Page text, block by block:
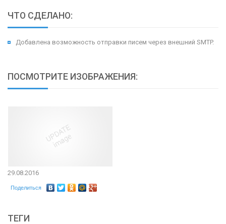
ЧТО СДЕЛАНО:
Добавлена возможность отправки писем через внешний SMTP.
ПОСМОТРИТЕ ИЗОБРАЖЕНИЯ:
29.08.2016
Поделиться
ТЕГИ